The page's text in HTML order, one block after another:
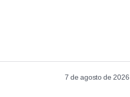
7 de agosto de 2026